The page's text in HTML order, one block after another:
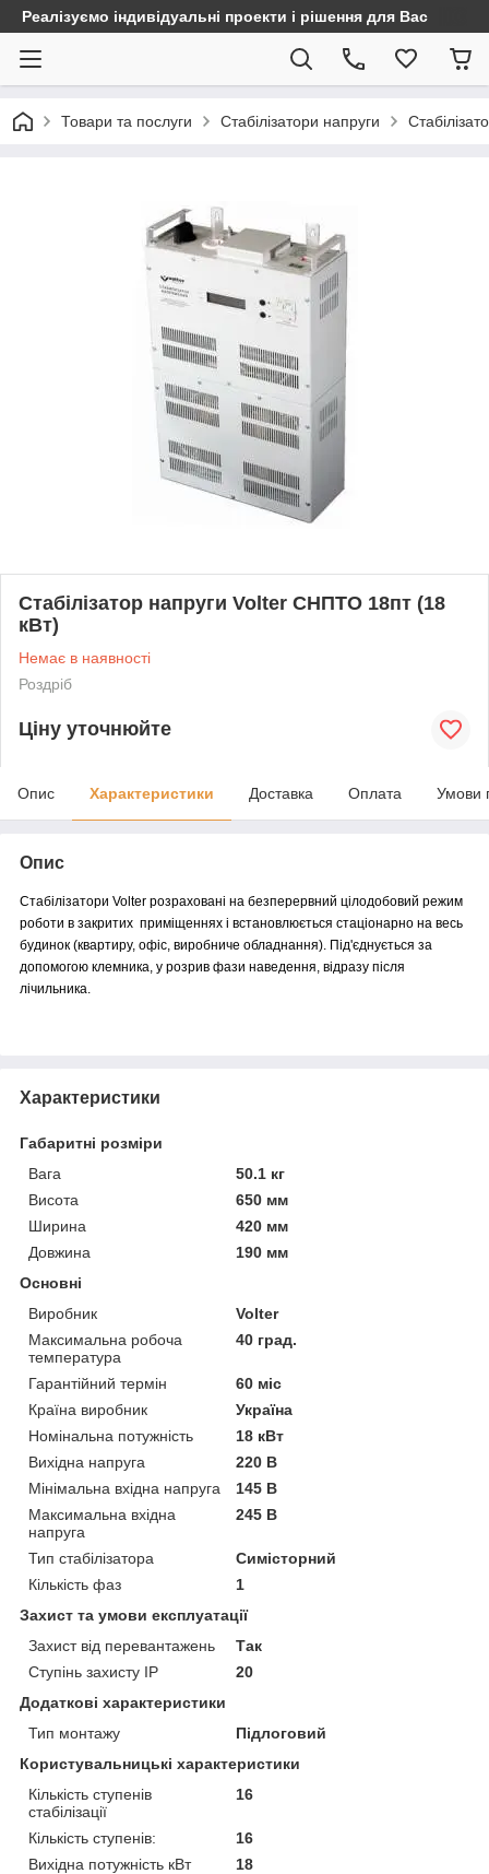
Реалізуємо індивідуальні проекти і рішення для Вас
Товари та послуги Стабілізатори напруги
Стабілізатор напруги Volter СНПТО 18пт (18
кВт)
Немає в наявності
Роздріб
Ціну уточнюйте
Опис Характеристики Доставка Оплата Умови
Опис
Стабілізатори Volter розраховані на безперервний цілодобовий режим
роботи в закритих приміщеннях і встановлюється стаціонарно на весь
будинок (квартиру, офіс, виробниче обладнання). Під'єднується за
допомогою клемника, у розрив фази наведення, відразу після
лічильника.
Характеристики
Габаритні розміри
Вага
50.1 кг
Висота
650 мм
Ширина
420 мм
Довжина
190 мм
Основні
Виробник
Volter
Максимальна робоча
температура
40 град.
Гарантійний термін
60 міс
Країна виробник
Україна
Номінальна потужність
18 кВт
Вихідна напруга
220 В
Мінімальна вхідна напруга
145 В
Максимальна вхідна
напруга
245 В
Тип стабілізатора
Симісторний
Кількість фаз
1
Захист та умови експлуатації
Захист від перевантажень
Так
Ступінь захисту IP
20
Додаткові характеристики
Тип монтажу
Підлоговий
Користувальницькі характеристики
Кількість ступенів
стабілізації
16
Кількість ступенів:
16
Вихідна потужність кВт
18